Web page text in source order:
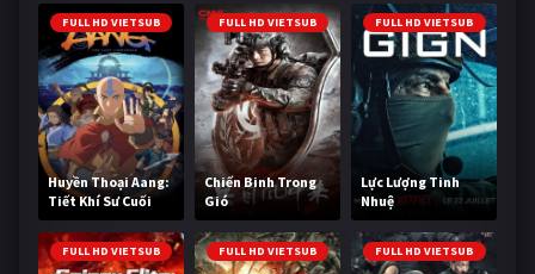
FULL HD VIETSUB
Huyền Thoại Aang:
Tiết Khí Sư Cuối
Cùng
FULL HD VIETSUB
Chiến Binh Trong
Gió
FULL HD VIETSUB
Lực Lượng Tinh
Nhuệ
FULL HD VIETSUB FULL HD VIETSUB FULL HD VIETSUB